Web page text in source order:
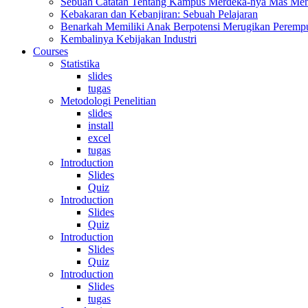
Kebakaran dan Kebanjiran: Sebuah Pelajaran
Benarkah Memiliki Anak Berpotensi Merugikan
Kembalinya Kebijakan Industri
Courses
Statistika
slides
tugas
Metodologi Penelitian
slides
install
excel
tugas
Introduction
Slides
Quiz
Introduction
Slides
Quiz
Introduction
Slides
Quiz
Introduction
Slides
tugas